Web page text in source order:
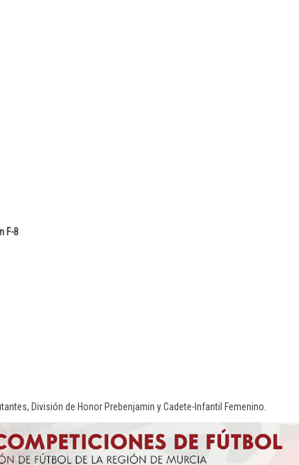
F-8
División de Honor Prebenjamin y Cadete-Infantil Femenino.